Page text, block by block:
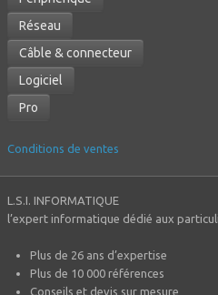
Réseau
Câble & connecteur
Logiciel
Pro
Conditions de ventes
L.S.I. INFORMATIQUE
l’expert informatique dédié aux
Plus de 26 ans d’expertise
Plus de 10 000 références
Conseils et devis sur mesure